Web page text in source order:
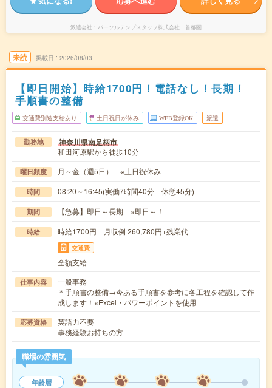
派遣会社 パーソルテンプスタッフ株式会社 首都圏
未読 掲載日 2026/08/03
【即日開始】時給1700円！電話なし！長期！
手順書の整備
交通費別途支給あり 土日祝日が休み WEB登録OK 派遣
勤務地 神奈川県南足柄市
和田河原駅から徒歩10分
曜日頻度 月～金（週5日） ※土日祝休み
時間 08:20～16:45(実働7時間40分 休憩45分)
期間 【急募】即日～長期 ※即日～！
時給 時給1700円 月収例 260,780円+残業代
交通費
全額支給
仕事内容
一般事務
＊手順書の整備→今ある手順書を参考に各工程を確認して作
成します！※Excel・パワーポイントを使用
応募資格
英語力不要
事務経験お持ちの方
職場の雰囲気
年齢層